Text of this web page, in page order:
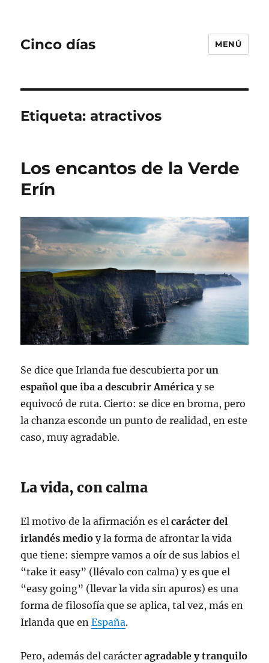
Cinco días MENÚ
Etiqueta:atractivos
Los encantos de la Verde
Erín
Se dice que Irlanda fue descubierta porun
español que iba a descubrir América y se
equivocó de ruta. Cierto: se dice en broma, pero
la chanza esconde un punto de realidad, en este
caso, muy agradable.
La vida, con calma
El motivo de la afirmación es elcarácter del
irlandés medio y la forma de afrontar la vida
que tiene: siempre vamos a oír de sus labios el
“take it easy” (llévalo con calma) y es que el
“easy going” (llevar la vida sin apuros) es una
forma de filosofía que se aplica, tal vez, más en
Irlanda que enEspaña.
Pero, además del carácteragradable y tranquilo